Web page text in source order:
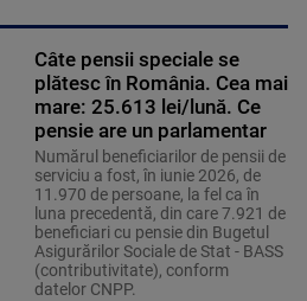
Câte pensii speciale se
plătesc în România. Cea mai
mare: 25.613 lei/lună. Ce
pensie are un parlamentar
Numărul beneficiarilor de pensii de
serviciu a fost, în iunie 2026, de
11.970 de persoane, la fel ca în
luna precedentă, din care 7.921 de
beneficiari cu pensie din Bugetul
Asigurărilor Sociale de Stat - BASS
(contributivitate), conform
datelor CNPP.